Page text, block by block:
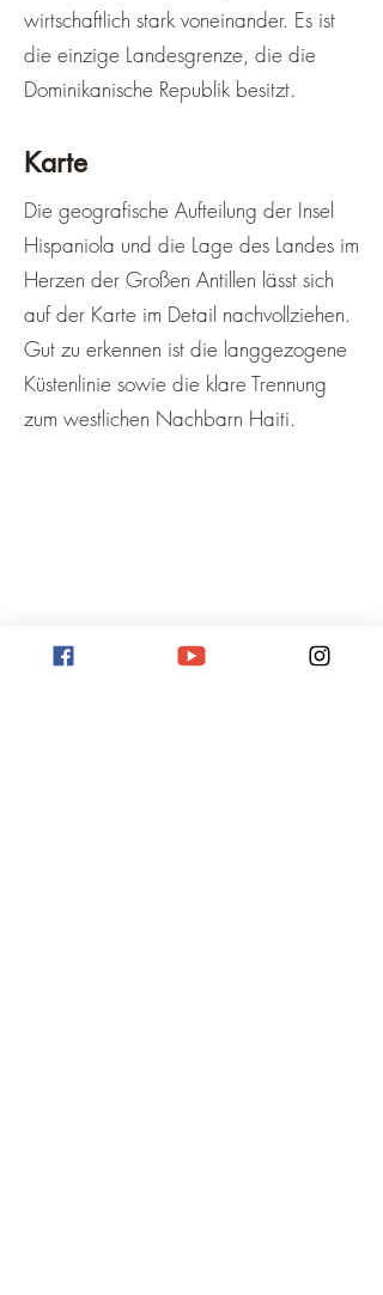
wirtschaftlich stark voneinander. Es ist
die einzige Landesgrenze, die die
Dominikanische Republik besitzt.
Karte
Die geografische Aufteilung der Insel
Hispaniola und die Lage des Landes im
Herzen der Großen Antillen lässt sich
auf der Karte im Detail nachvollziehen.
Gut zu erkennen ist die langgezogene
Küstenlinie sowie die klare Trennung
zum westlichen Nachbarn Haiti.